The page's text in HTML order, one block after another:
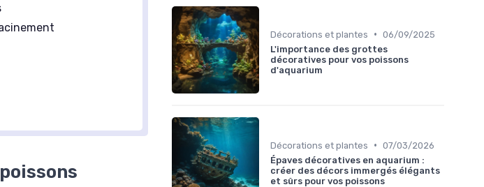
Décorations et plantes • 06/09/2025
L'importance des grottes
décoratives pour vos poissons
d'aquarium
Décorations et plantes • 07/03/2026
Épaves décoratives en aquarium :
créer des décors immergés élégants
et sûrs pour vos poissons